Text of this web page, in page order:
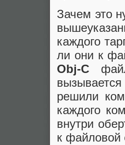
Зачем это
каждого
ли они к
Obj-C
решили
каждого
внутри
к файловой